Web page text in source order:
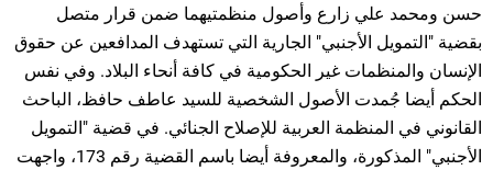
حسن ومحمد علي زارع وأصول منظمتيهما ضمن قرار متصل
بقضية "التمويل الأجنبي" الجارية التي تستهدف المدافعين عن حقوق
الإنسان والمنظمات غير الحكومية في كافة أنحاء البلاد. وفي نفس
الحكم أيضا جُمدت الأصول الشخصية للسيد عاطف حافظ، الباحث
القانوني في المنظمة العربية للإصلاح الجنائي. في قضية "التمويل
الأجنبي" المذكورة، والمعروفة أيضا باسم القضية رقم 173، واجهت